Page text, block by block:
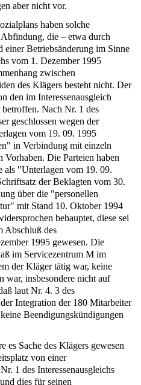
aber nicht vor.
haben solche
die – etwa durch
Betriebsänderung im Sinne
vom 1. Dezember 1995
zwischen
des Klägers besteht nicht. Der
den im Interessenausgleich
Nach Nr. 1 des
geschlossen wegen der
vom 19. 09. 1995
in Verbindung mit einzeln
Vorhaben. Die Parteien haben
als "Unterlagen vom 19. 09.
der Beklagten vom 30.
über die "personellen
mit Stand 10. Oktober 1994
behauptet, diese sei
Abschluß des
1995 gewesen. Die
im Servicezentrum M im
der Kläger tätig war, keine
war, insbesondere nicht auf
laut Nr. 4. 3 des
Integration der 180 Mitarbeiter
Beendigungskündigungen
es Sache des Klägers gewesen
von einer
1 des Interessenausgleichs
dies für seinen